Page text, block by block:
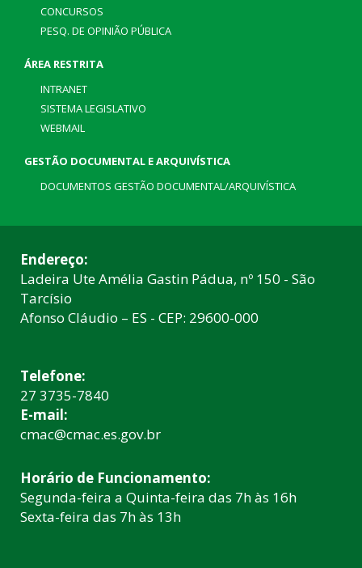
CONCURSOS
PESQ. DE OPINIÃO PÚBLICA
ÁREA RESTRITA
INTRANET
SISTEMA LEGISLATIVO
WEBMAIL
GESTÃO DOCUMENTAL E ARQUIVÍSTICA
DOCUMENTOS GESTÃO DOCUMENTAL/ARQUIVÍSTICA
Endereço:
Ladeira Ute Amélia Gastin Pádua, nº 150 - São
Tarcísio
Afonso Cláudio – ES - CEP: 29600-000
Telefone:
27 3735-7840
E-mail:
cmac@cmac.es.gov.br
Horário de Funcionamento:
Segunda-feira a Quinta-feira das 7h às 16h
Sexta-feira das 7h às 13h